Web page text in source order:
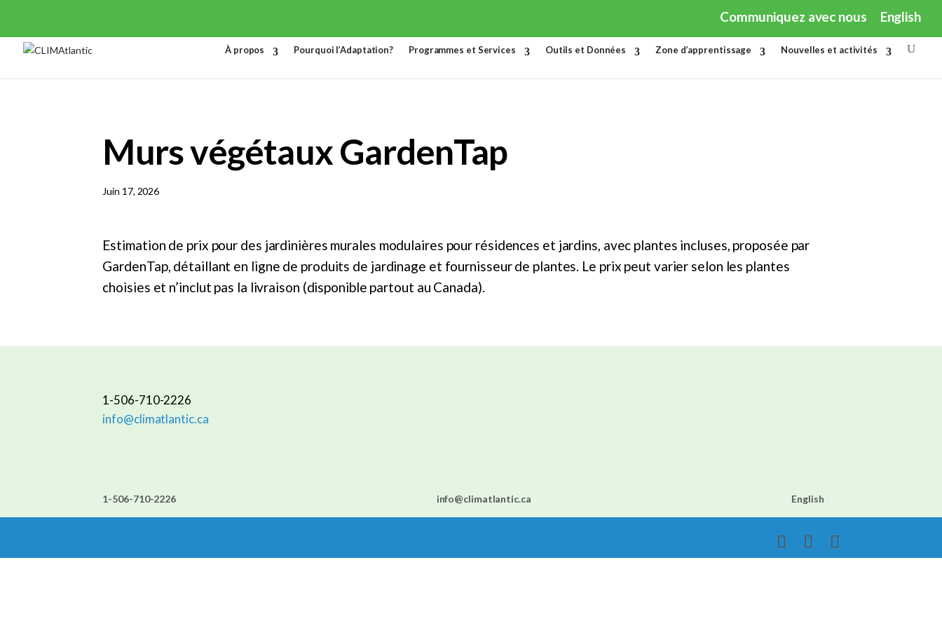
Communiquez avec nous English
À propos Pourquoi l’Adaptation? Programmes et Services Outils et Données Zone d’apprentissage Nouvelles et activités
Murs végétaux GardenTap
Juin 17, 2026
Estimation de prix pour des jardinières murales modulaires pour résidences et jardins, avec plantes incluses, proposée par
GardenTap, détaillant en ligne de produits de jardinage et fournisseur de plantes. Le prix peut varier selon les plantes
choisies et n’inclut pas la livraison (disponible partout au Canada).
1-506-710-2226
info@climatlantic.ca
1-506-710-2226 info@climatlantic.ca English